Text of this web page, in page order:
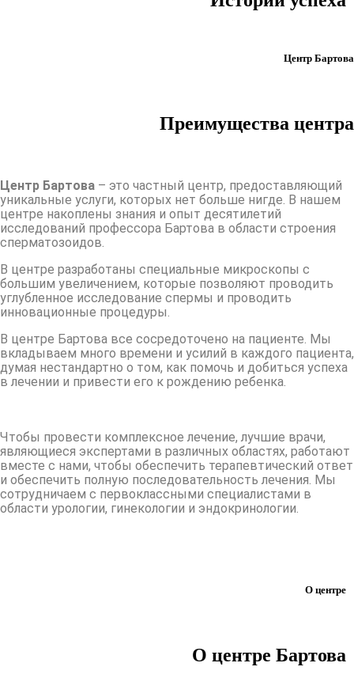
Центр Бартова
Преимущества центра
Центр Бартова – это частный центр, предоставляющий
уникальные услуги, которых нет больше нигде. В нашем
центре накоплены знания и опыт десятилетий
исследований профессора Бартова в области строения
сперматозоидов.
В центре разработаны специальные микроскопы с
большим увеличением, которые позволяют проводить
углубленное исследование спермы и проводить
инновационные процедуры.
В центре Бартова все сосредоточено на пациенте. Мы
вкладываем много времени и усилий в каждого пациента,
думая нестандартно о том, как помочь и добиться успеха
в лечении и привести его к рождению ребенка.
Чтобы провести комплексное лечение, лучшие врачи,
являющиеся экспертами в различных областях, работают
вместе с нами, чтобы обеспечить терапевтический ответ
и обеспечить полную последовательность лечения. Мы
сотрудничаем с первоклассными специалистами в
области урологии, гинекологии и эндокринологии.
О центре
О центре Бартова